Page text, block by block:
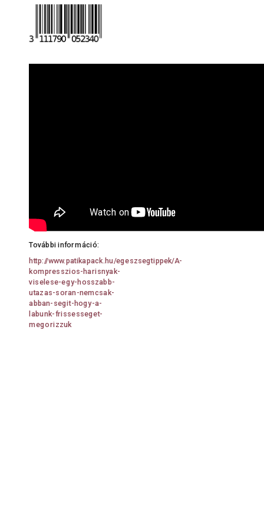
További információ:
http://www.patikapack.hu/egeszsegtippek/A-
kompresszios-harisnyak-
viselese-egy-hosszabb-
utazas-soran-nemcsak-
abban-segit-hogy-a-
labunk-frissesseget-
megorizzuk